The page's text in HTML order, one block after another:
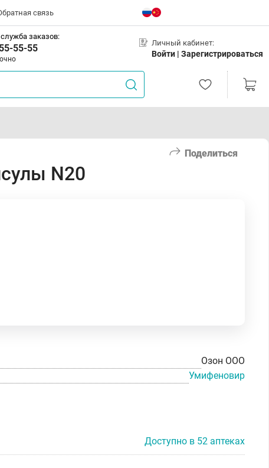
связь
заказов:
55-55 Личный кабинет:
Войти | Зарегистрироваться
Поделиться
N20
Озон ООО
Умифеновир
Доступно в 52 аптеках